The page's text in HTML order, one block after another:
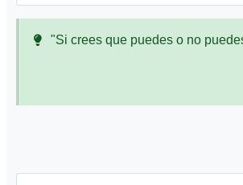
"Si crees que puedes o no